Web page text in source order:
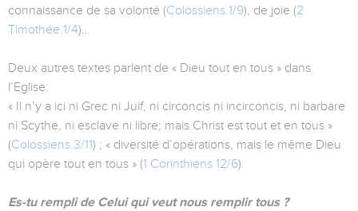
connaissance de sa volonté (Colossiens.1/9), de joie (2
Timothée.1/4)…
Deux autres textes parlent de « Dieu tout en tous » dans
l’Eglise:
« Il n’y a ici ni Grec ni Juif, ni circoncis ni incirconcis, ni barbare
ni Scythe, ni esclave ni libre; mais Christ est tout et en tous »
(Colossiens.3/11) ; « diversité d’opérations, mais le même Dieu
qui opère tout en tous » (1 Corinthiens 12/6).
Es-tu rempli de Celui qui veut nous remplir tous ?